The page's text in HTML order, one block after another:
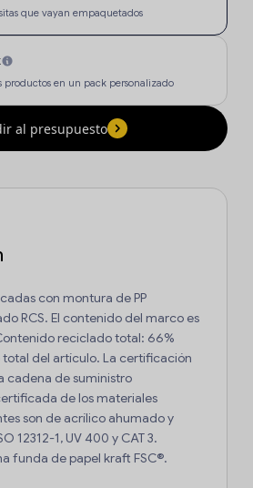
que vayan empaquetados
en un pack personalizado
al presupuesto
con montura de PP
RCS. El contenido del marco es
reciclado total: 66%
total del artículo. La certificación
cadena de suministro
de los materiales
son de acrílico ahumado y
12312-1, UV 400 y CAT 3.
funda de papel kraft FSC®.